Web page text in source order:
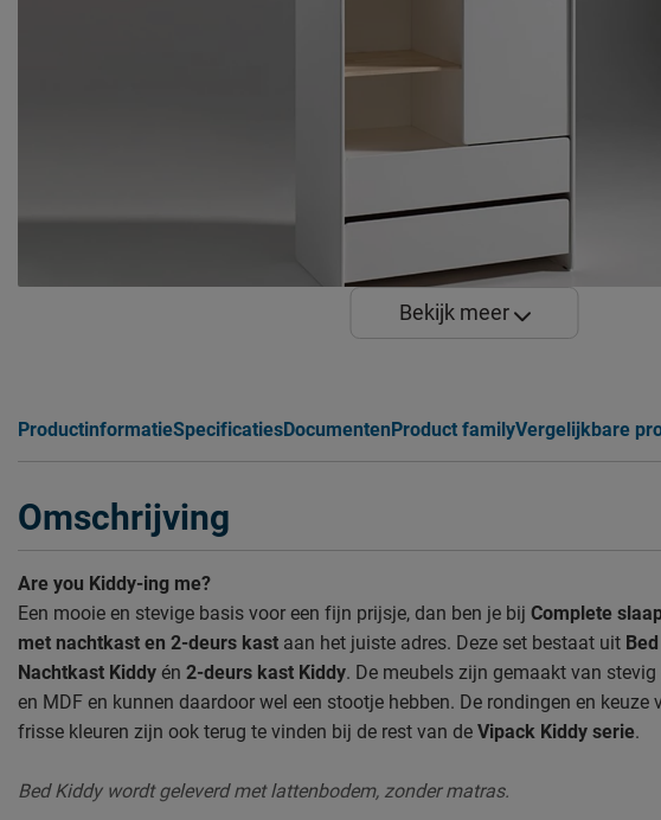
Bekijk meer
ProductinformatieSpecificatiesDocumenten Product familyVergelijkbare
Omschrijving
Are you Kiddy-ing me?
Een mooie en stevige basis voor een fijn prijsje, dan ben je bij Complete
met nachtkast en 2-deurs kast aan het juiste adres. Deze set bestaat uit
Nachtkast Kiddy én 2-deurs kast Kiddy. De meubels zijn gemaakt van
en MDF en kunnen daardoor wel een stootje hebben. De rondingen en keuze
frisse kleuren zijn ook terug te vinden bij de rest van de Vipack Kiddy serie.
Bed Kiddy wordt geleverd met lattenbodem, zonder matras.